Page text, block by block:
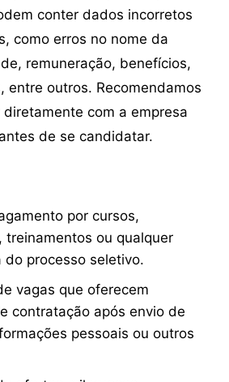
conter dados incorretos
como erros no nome da
remuneração, benefícios,
entre outros. Recomendamos
com a empresa
de se candidatar.
por cursos,
treinamentos ou qualquer
do processo seletivo.
vagas que oferecem
contratação após envio de
pessoais ou outros